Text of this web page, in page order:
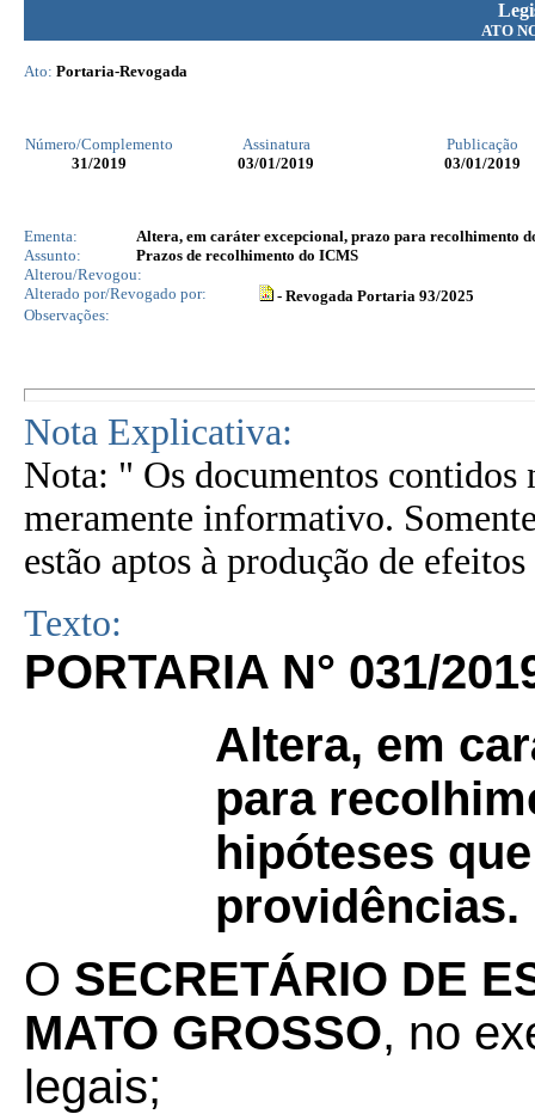
ATO
Ato: Portaria-Revogada
Número/Complemento Assinatura
Publicação
31/2019 03/01/2019 03/01/2019
Ementa:
Altera, em caráter excepcional, prazo para recolhimento
Assunto:
Prazos de recolhimento do ICMS
Alterou/Revogou:
Alterado por/Revogado por:
- Revogada Portaria 93/2025
Observações:
Nota Explicativa:
Nota: " Os documentos contidos
meramente informativo.
estão aptos à produção de
Texto:
PORTARIA N° 031/
Altera, em
para
hipóteses
providências.
O SECRETÁRIO DE
MATO GROSSO, no
legais;